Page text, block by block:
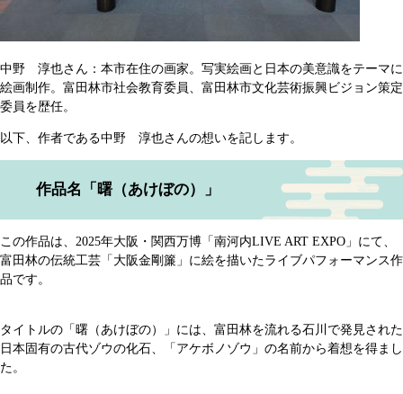
中野 淳也さん：本市在住の画家。写実絵画と日本の美意識をテーマに
絵画制作。富田林市社会教育委員、富田林市文化芸術振興ビジョン策定
委員を歴任。
以下、作者である中野 淳也さんの想いを記します。
作品名「曙（あけぼの）」
この作品は、2025年大阪・関西万博「南河内LIVE ART EXPO」にて、
富田林の伝統工芸「大阪金剛簾」に絵を描いたライブパフォーマンス作
品です。
タイトルの「曙（あけぼの）」には、富田林を流れる石川で発見された
日本固有の古代ゾウの化石、「アケボノゾウ」の名前から着想を得まし
た。